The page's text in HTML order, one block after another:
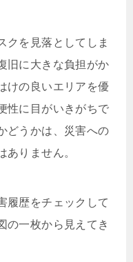
クを見落としてしま
旧に大きな負担がか
けの良いエリアを優
性に目がいきがちで
どうかは、災害への
ありません。
履歴をチェックして
の一枚から見えてき